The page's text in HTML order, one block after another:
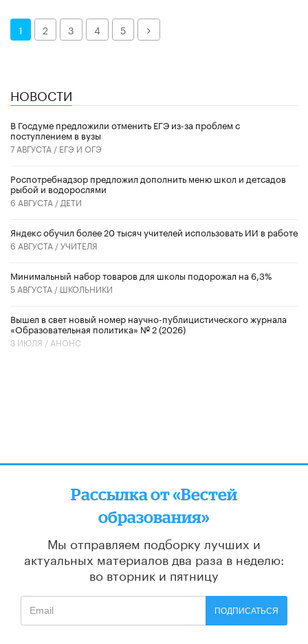
1 2 3 4 5 Далее
НОВОСТИ
В Госдуме предложили отменить ЕГЭ из-за проблем с
поступлением в вузы
7 АВГУСТА / ЕГЭ И ОГЭ
Роспотребнадзор предложил дополнить меню школ и детсадов
рыбой и водорослями
6 АВГУСТА / ДЕТИ
​Яндекс обучил более 20 тысяч учителей использовать ИИ в работе
6 АВГУСТА /УЧИТЕЛЯ
Минимальный набор товаров для школы подорожал на 6,3%
5 АВГУСТА / ШКОЛЬНИКИ
Вышел в свет новый номер научно-публицистического журнала
«Образовательная политика» № 2 (2026)
3 ИЮЛЯ / АНОНС
Рассылка от «Вестей
образования»
Мы отправляем подборку лучших и
актуальных материалов два раза в неделю:
во вторник и пятницу
ПОДПИСАТЬСЯ